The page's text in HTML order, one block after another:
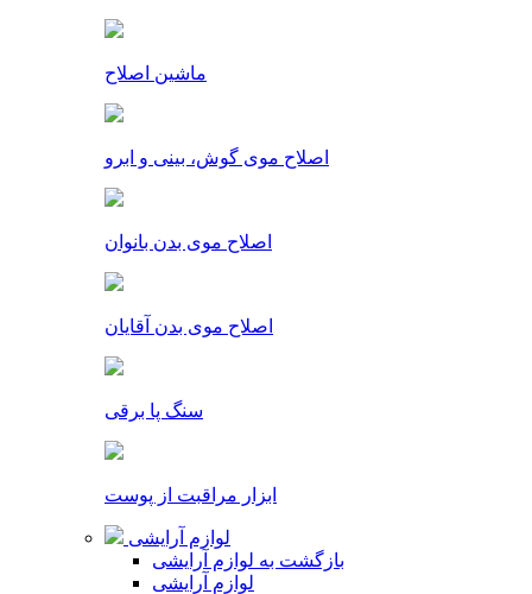
ماشین اصلاح
اصلاح موی گوش، بینی و ابرو
اصلاح موی بدن بانوان
اصلاح موی بدن آقایان
سنگ پا برقی
ابزار مراقبت از پوست
لوازم آرایشی
بازگشت به لوازم آرایشی
لوازم آرایشی